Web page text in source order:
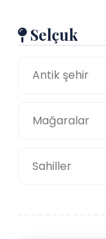
Selçuk
Antik şehir
Mağaralar
Sahiller